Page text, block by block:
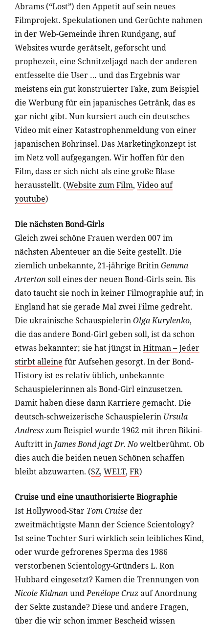
Abrams (“Lost”) den Appetit auf sein neues
Filmprojekt. Spekulationen und Gerüchte nahmen
in der Web-Gemeinde ihren Rundgang, auf
Websites wurde gerätselt, geforscht und
prophezeit, eine Schnitzeljagd nach der anderen
entfesselte die User … und das Ergebnis war
meistens ein gut konstruierter Fake, zum Beispiel
die Werbung für ein japanisches Getränk, das es
gar nicht gibt. Nun kursiert auch ein deutsches
Video mit einer Katastrophenmeldung von einer
japanischen Bohrinsel. Das Marketingkonzept ist
im Netz voll aufgegangen. Wir hoffen für den
Film, dass er sich nicht als eine große Blase
herausstellt. (Website zum Film, Video auf
youtube)
Die nächsten Bond-Girls
Gleich zwei schöne Frauen werden 007 im
nächsten Abenteuer an die Seite gestellt. Die
ziemlich unbekannte, 21-jährige BritinGemma
Arterton soll eines der neuen Bond-Girls sein. Bis
dato taucht sie noch in keiner Filmographie auf; in
England hat sie gerade Mal zwei Filme gedreht.
Die ukrainische SchauspielerinOlga Kurylenko,
die das andere Bond-Girl geben soll, ist da schon
etwas bekannter; sie hat jüngst inHitman – Jeder
stirbt alleine für Aufsehen gesorgt. In der Bond-
History ist es relativ üblich, unbekannte
Schauspielerinnen als Bond-Girl einzusetzen.
Damit haben diese dann Karriere gemacht. Die
deutsch-schweizerische Schauspielerin Ursula
Andresszum Beispiel wurde 1962 mit ihren Bikini-
Auftritt in James Bond jagt Dr. Noweltberühmt. Ob
dies auch die beiden neuen Schönen schaffen
bleibt abzuwarten. (SZ, WELT, FR)
Cruise und eine unauthorisierte Biographie
Ist Hollywood-Star Tom Cruise der
zweitmächtigste Mann der Science Scientology?
Ist seine Tochter Suri wirklich sein leibliches Kind,
oder wurde gefrorenes Sperma des 1986
verstorbenen Scientology-Gründers L. Ron
Hubbard eingesetzt? Kamen die Trennungen von
Nicole Kidman undPenélope Cruzauf Anordnung
der Sekte zustande? Diese und andere Fragen,
über die wir schon immer Bescheid wissen